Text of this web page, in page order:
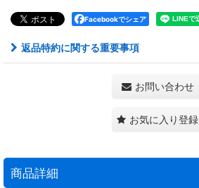
Facebookでシェア
返品特約に関する重要事項
お問い合わせ
お気に入り登録
商品詳細